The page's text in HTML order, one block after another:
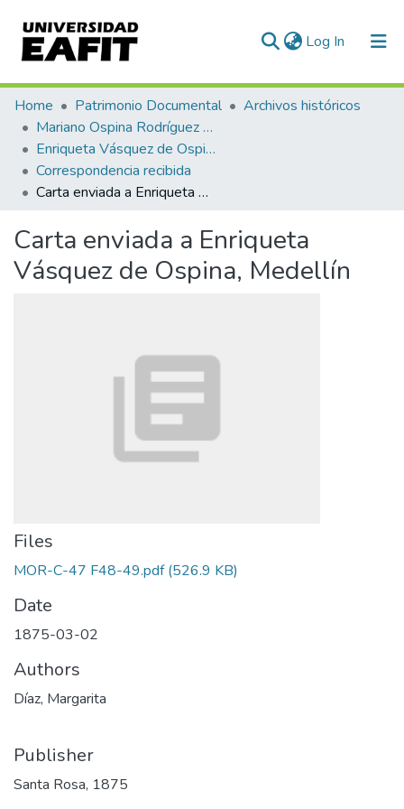
Log In (current)
Communities & Collections
All of DSpace
Statistics
Home Patrimonio Documental
Archivos históricos
Mariano Ospina Rodríguez (1826 -1912)
Enriqueta Vásquez de Ospina
Correspondencia recibida
Carta enviada a Enriqueta Vásquez de Ospina, Medellín
Carta enviada a Enriqueta
Vásquez de Ospina, Medellín
Files
MOR-C-47 F48-49.pdf(526.9 KB)
Date
1875-03-02
Authors
Díaz, Margarita
Publisher
Santa Rosa, 1875